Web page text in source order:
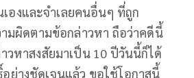
องและจำเลยคนอื่นๆ ที่ถูก
มผิดตามข้อกล่าวหา ถือว่าคดีนี้
วหาสงสัยมาเป็น 10 ปีวันนี้ก็ได้
ย่างชัดเจนแล้ว ขอใช้โอกาสนี้